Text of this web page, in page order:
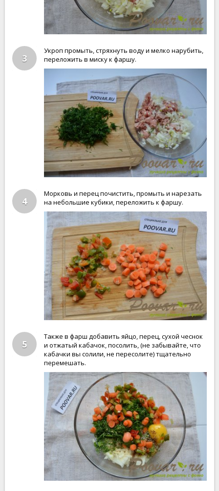
3
Укроп промыть, стряхнуть воду и мелко нарубить,
переложить в миску к фаршу.
4
Морковь и перец почистить, промыть и нарезать
на небольшие кубики, переложить к фаршу.
5
Также в фарш добавить яйцо, перец, сухой чеснок
и отжатый кабачок, посолить, (не забывайте, что
кабачки вы солили, не пересолите) тщательно
перемешать.